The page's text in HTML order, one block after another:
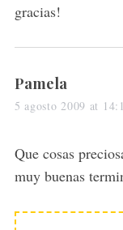
gracias!
s
a
s
:
Pamela
5 agosto 2009 at
Que cosas
muy buenas